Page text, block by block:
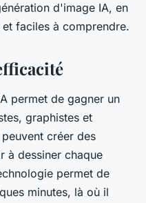
d'image IA, en
faciles à comprendre.
permet de gagner un
graphistes et
créer des
à dessiner chaque
permet de
minutes, là où il